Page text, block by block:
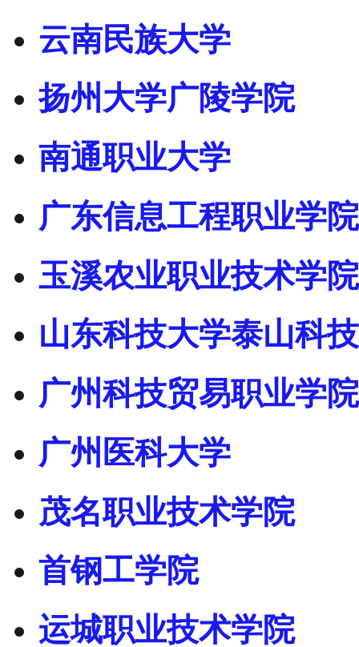
云南民族大学
扬州大学广陵学院
南通职业大学
广东信息工程职业学院
玉溪农业职业技术学院
山东科技大学泰山科
广州科技贸易职业学院
广州医科大学
茂名职业技术学院
首钢工学院
运城职业技术学院